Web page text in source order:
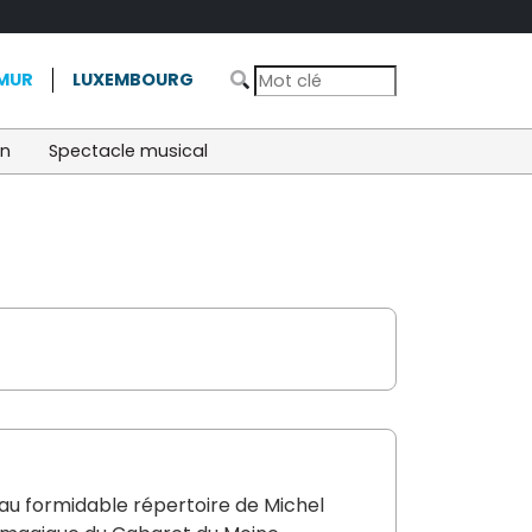
LUXEMBOURG
Spectacle musical
formidable répertoire de Michel